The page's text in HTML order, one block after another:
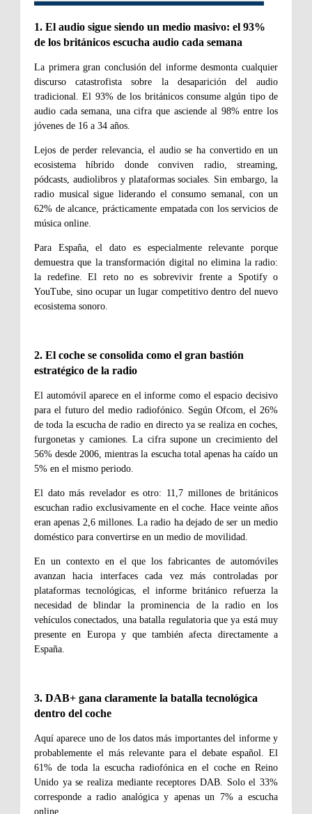
1. El audio sigue siendo un medio masivo: el 93%
de los británicos escucha audio cada semana
La primera gran conclusión del informe desmonta cualquier
discurso catastrofista sobre la desaparición del audio
tradicional. El 93% de los británicos consume algún tipo de
audio cada semana, una cifra que asciende al 98% entre los
jóvenes de 16 a 34 años.
Lejos de perder relevancia, el audio se ha convertido en un
ecosistema híbrido donde conviven radio, streaming,
pódcasts, audiolibros y plataformas sociales. Sin embargo, la
radio musical sigue liderando el consumo semanal, con un
62% de alcance, prácticamente empatada con los servicios de
música online.
Para España, el dato es especialmente relevante porque
demuestra que la transformación digital no elimina la radio:
la redefine. El reto no es sobrevivir frente a Spotify o
YouTube, sino ocupar un lugar competitivo dentro del nuevo
ecosistema sonoro.
2. El coche se consolida como el gran bastión
estratégico de la radio
El automóvil aparece en el informe como el espacio decisivo
para el futuro del medio radiofónico. Según Ofcom, el 26%
de toda la escucha de radio en directo ya se realiza en coches,
furgonetas y camiones. La cifra supone un crecimiento del
56% desde 2006, mientras la escucha total apenas ha caído un
5% en el mismo periodo.
El dato más revelador es otro: 11,7 millones de británicos
escuchan radio exclusivamente en el coche. Hace veinte años
eran apenas 2,6 millones. La radio ha dejado de ser un medio
doméstico para convertirse en un medio de movilidad.
En un contexto en el que los fabricantes de automóviles
avanzan hacia interfaces cada vez más controladas por
plataformas tecnológicas, el informe británico refuerza la
necesidad de blindar la prominencia de la radio en los
vehículos conectados, una batalla regulatoria que ya está muy
presente en Europa y que también afecta directamente a
España.
3. DAB+ gana claramente la batalla tecnológica
dentro del coche
Aquí aparece uno de los datos más importantes del informe y
probablemente el más relevante para el debate español. El
61% de toda la escucha radiofónica en el coche en Reino
Unido ya se realiza mediante receptores DAB. Solo el 33%
corresponde a radio analógica y apenas un 7% a escucha
online.